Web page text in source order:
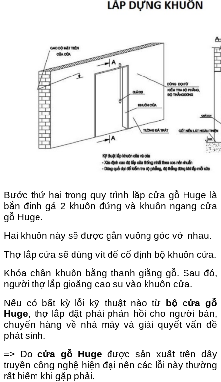
Bước thứ hai trong quy trình lắp cửa gỗ Huge là
bắn đinh gá 2 khuôn đứng và khuôn ngang cửa
gỗ Huge.
Hai khuôn này sẽ được gắn vuông góc với nhau.
Thợ lắp cửa sẽ dùng vít để cố định bộ khuôn cửa.
Khóa chân khuôn bằng thanh giằng gỗ. Sau đó,
người thợ lắp gioăng cao su vào khuôn cửa.
Nếu có bất kỳ lỗi kỹ thuật nào từ
bộ cửa gỗ
Huge, thợ lắp đặt phải phản hồi cho người bán,
chuyển hàng về nhà máy và giải quyết vấn đề
phát sinh.
=> Docửa gỗ Huge được sản xuất trên dây
truyền công nghệ hiện đại nên các lỗi này thường
rất hiếm khi gặp phải.